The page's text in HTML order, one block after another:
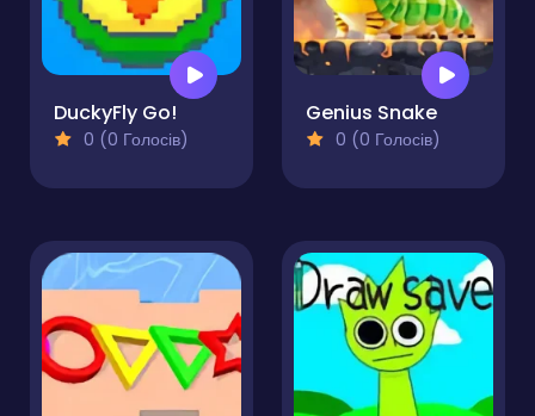
DuckyFly Go!
0 (0 Голосів)
Genius Snake
0 (0 Голосів)